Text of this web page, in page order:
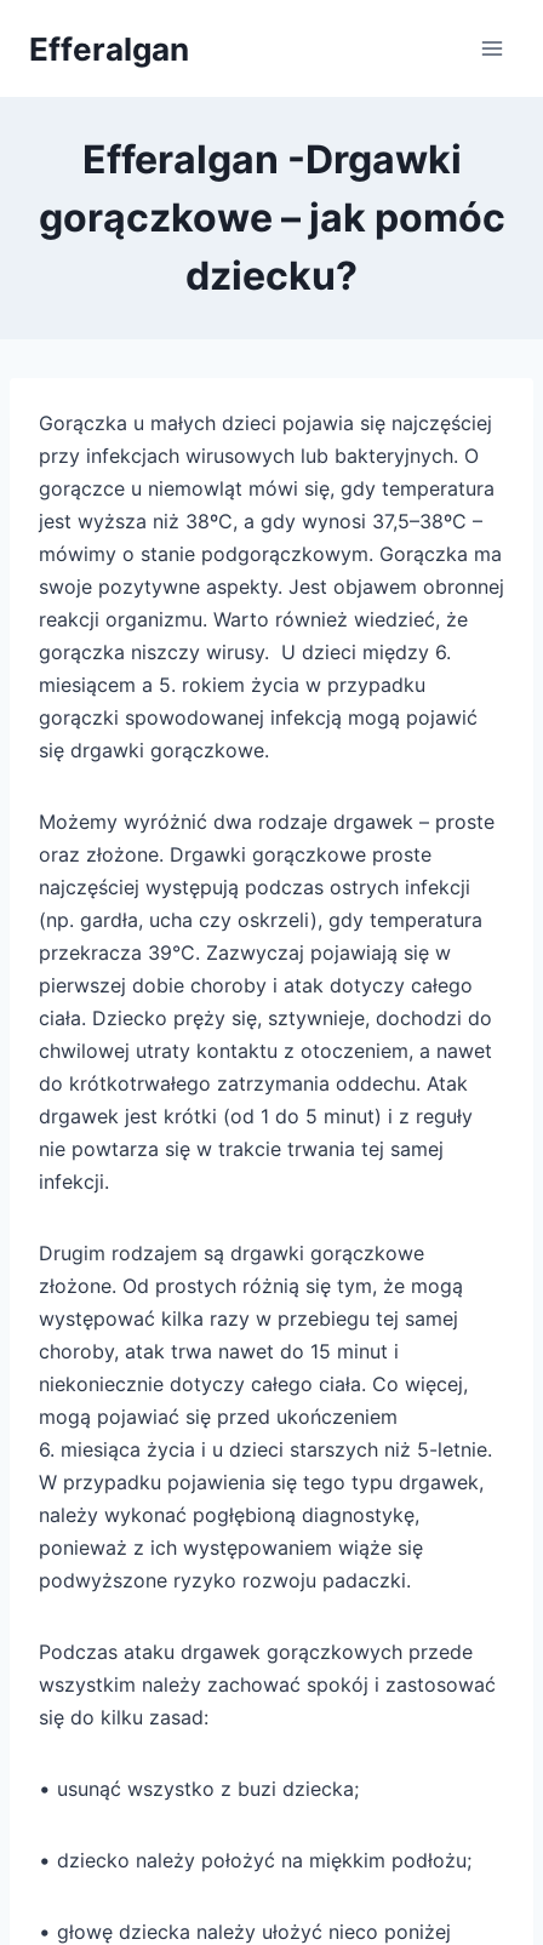
Efferalgan
Efferalgan -Drgawki
gorączkowe – jak pomóc
dziecku?
Gorączka u małych dzieci pojawia się najczęściej
przy infekcjach wirusowych lub bakteryjnych. O
gorączce u niemowląt mówi się, gdy temperatura
jest wyższa niż 38ºC, a gdy wynosi 37,5–38ºC –
mówimy o stanie podgorączkowym. Gorączka ma
swoje pozytywne aspekty. Jest objawem obronnej
reakcji organizmu. Warto również wiedzieć, że
gorączka niszczy wirusy. U dzieci między 6.
miesiącem a 5. rokiem życia w przypadku
gorączki spowodowanej infekcją mogą pojawić
się drgawki gorączkowe.
Możemy wyróżnić dwa rodzaje drgawek – proste
oraz złożone. Drgawki gorączkowe proste
najczęściej występują podczas ostrych infekcji
(np. gardła, ucha czy oskrzeli), gdy temperatura
przekracza 39°C. Zazwyczaj pojawiają się w
pierwszej dobie choroby i atak dotyczy całego
ciała. Dziecko pręży się, sztywnieje, dochodzi do
chwilowej utraty kontaktu z otoczeniem, a nawet
do krótkotrwałego zatrzymania oddechu. Atak
drgawek jest krótki (od 1 do 5 minut) i z reguły
nie powtarza się w trakcie trwania tej samej
infekcji.
Drugim rodzajem są drgawki gorączkowe
złożone. Od prostych różnią się tym, że mogą
występować kilka razy w przebiegu tej samej
choroby, atak trwa nawet do 15 minut i
niekoniecznie dotyczy całego ciała. Co więcej,
mogą pojawiać się przed ukończeniem
6. miesiąca życia i u dzieci starszych niż 5-letnie.
W przypadku pojawienia się tego typu drgawek,
należy wykonać pogłębioną diagnostykę,
ponieważ z ich występowaniem wiąże się
podwyższone ryzyko rozwoju padaczki.
Podczas ataku drgawek gorączkowych przede
wszystkim należy zachować spokój i zastosować
się do kilku zasad:
• usunąć wszystko z buzi dziecka;
• dziecko należy położyć na miękkim podłożu;
• głowę dziecka należy ułożyć nieco poniżej